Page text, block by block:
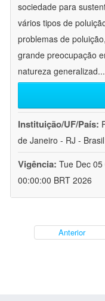
sociedade para
vários tipos de
problemas de
grande preocupação
natureza generalizad...
Instituição/UF/País:
de Janeiro - RJ - Brasil
Vigência: Tue Dec
00:00:00 BRT 2026
Anterior